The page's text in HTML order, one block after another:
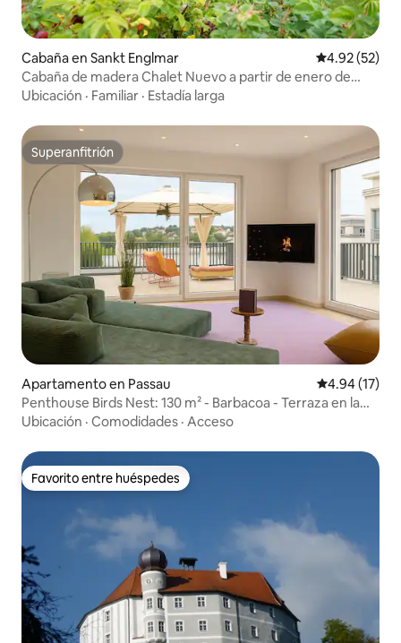
Cabaña en Sankt Englmar Calificación
4.92 (52)
Cabaña de madera Chalet Nuevo a partir de enero de
2025
Ubicación · Familiar · Estadía larga
Superanfitrión
Superanfitrión
Apartamento en Passau Calificación
4.94 (17)
Penthouse Birds Nest: 130 m² - Barbacoa - Terraza en la
azotea
Ubicación · Comodidades · Acceso
Favorito entre huéspedes
Favorito entre huéspedes